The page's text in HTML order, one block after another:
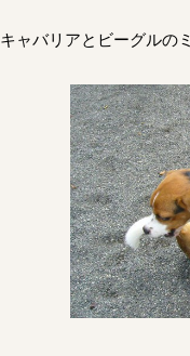
キャバリアとビーグルの